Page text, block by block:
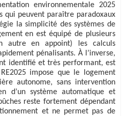
environnementale 2025
qui peuvent paraître paradoxaux
la simplicité des systèmes de
en est équipé de plusieurs
autre en appoint) les calculs
pénalisants. À l’inverse,
identifié et très performant, est
impose que le logement
autonome, sans intervention
d’un système automatique et
reste fortement dépendant
et ne permet pas de